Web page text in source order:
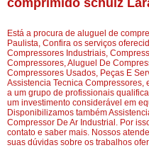
comprimido schulz
Está a procura de aluguel de
Paulista, Confira os serviços
Compressores Industriais,
Compressores, Aluguel De
Compressores Usados, Peças E
Assistencia Tecnica Compressores,
a um grupo de profissionais
um investimento considerável em
Disponibilizamos também
Compressor De Ar Industrial. Por
contato e saber mais. Nossos
suas dúvidas sobre os trabalhos